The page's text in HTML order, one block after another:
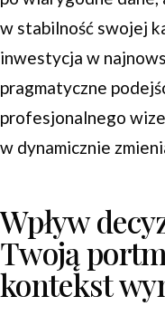
w stabilność swojej
inwestycja w
pragmatyczne
profesjonalnego
w dynamicznie
Wpływ
Twoją
kontekst